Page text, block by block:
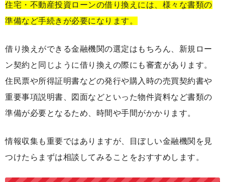
住宅・不動産投資ローンの借り換えには、様々な書類の
準備など手続きが必要になります。
借り換えができる金融機関の選定はもちろん、新規ロー
ン契約と同じように借り換えの際にも審査があります。
住民票や所得証明書などの発行や購入時の売買契約書や
重要事項説明書、図面などといった物件資料など書類の
準備が必要となるため、時間や手間がかかります。
情報収集も重要ではありますが、目ぼしい金融機関を見
つけたらまずは相談してみることをおすすめします。